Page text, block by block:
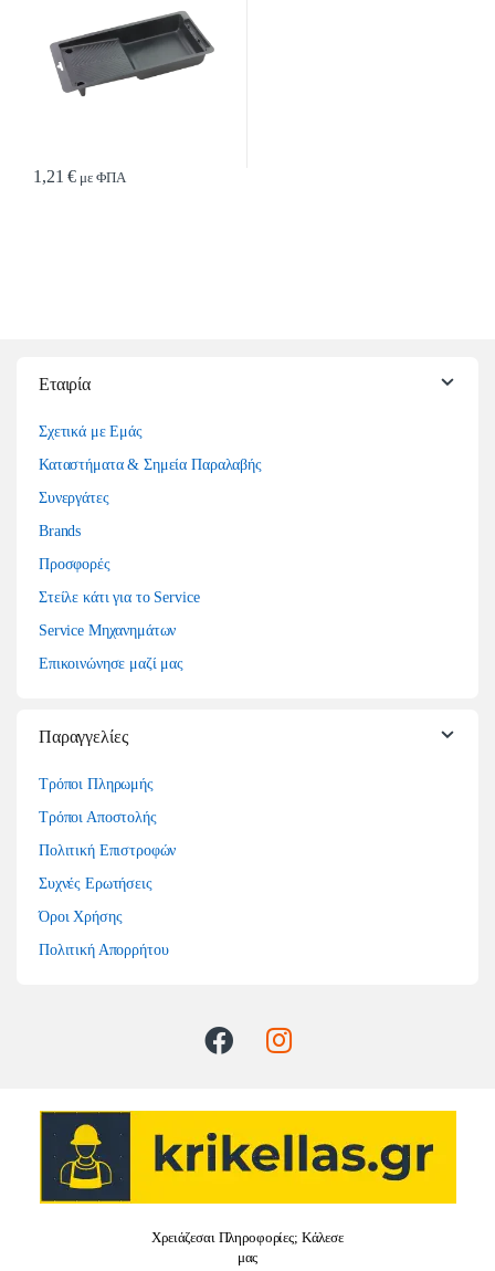
1,21€ με ΦΠΑ
Εταιρία
Σχετικά με Εμάς
Καταστήματα & Σημεία Παραλαβής
Συνεργάτες
Brands
Προσφορές
Στείλε κάτι για το Service
Service Μηχανημάτων
Επικοινώνησε μαζί μας
Παραγγελίες
Τρόποι Πληρωμής
Τρόποι Αποστολής
Πολιτική Επιστροφών
Συχνές Ερωτήσεις
Όροι Χρήσης
Πολιτική Απορρήτου
Χρειάζεσαι Πληροφορίες; Κάλεσε
μας